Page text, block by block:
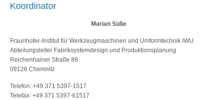
Koordinator
Marian Süße
Fraunhofer-Institut für Werkzeugmaschinen und Umformtechnik IWU
Abteilungsleiter Fabriksystemdesign und Produktionsplanung
Reichenhainer Straße 88
09126 Chemnitz
Telefon: +49 371 5397-1517
Telefax: +49 371 5397-61517